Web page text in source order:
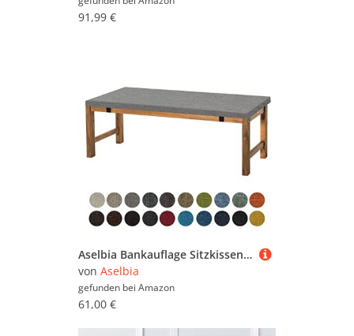
91,99 €
Aselbia Bankauflage Sitzkissen 140X45X5CM,Waschbare Rutschfestes Bankkissen Sitzauflage Bequeme Bankpolster für Bank, Fensterbank, Gartenmöbel, Terrasse, Drinnen,Dunkelgrau
von Aselbia
gefunden bei Amazon
61,00 €